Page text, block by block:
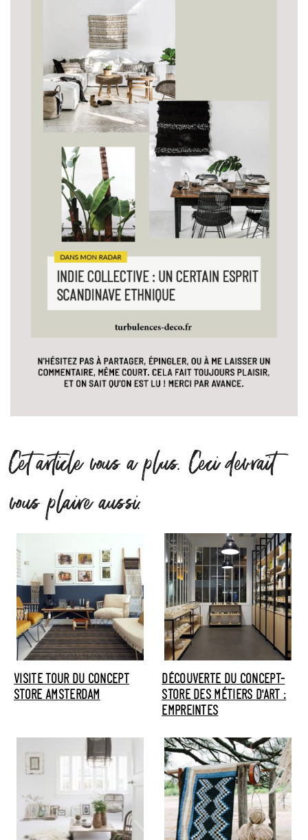
Cet article vous a plus. Ceci devrait
vous plaire aussi.
VISITE TOUR DU CONCEPT
STORE AMSTERDAM
DÉCOUVERTE DU CONCEPT-
STORE DES MÉTIERS D'ART :
EMPREINTES